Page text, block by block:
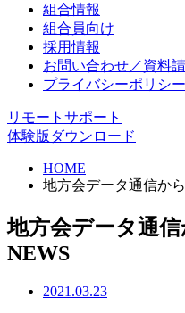
組合情報
組合員向け
採用情報
お問い合わせ／資料
プライバシーポリシー
リモートサポート
体験版ダウンロード
HOME
地方会データ通信か
地方会データ通
NEWS
2021.03.23